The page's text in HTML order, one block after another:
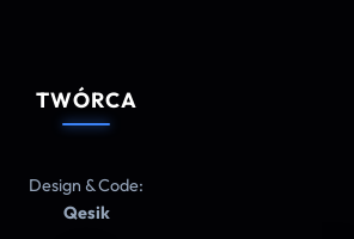
TWÓRCA
Design & Code:
Qesik